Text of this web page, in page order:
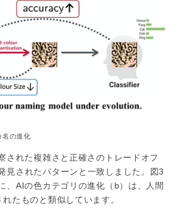
名の進化
された複雑さと正確さのトレードオフ
見されたパターンと一致しました。図3
、AIの色カテゴリの進化（b）は、人間
たものと類似しています。